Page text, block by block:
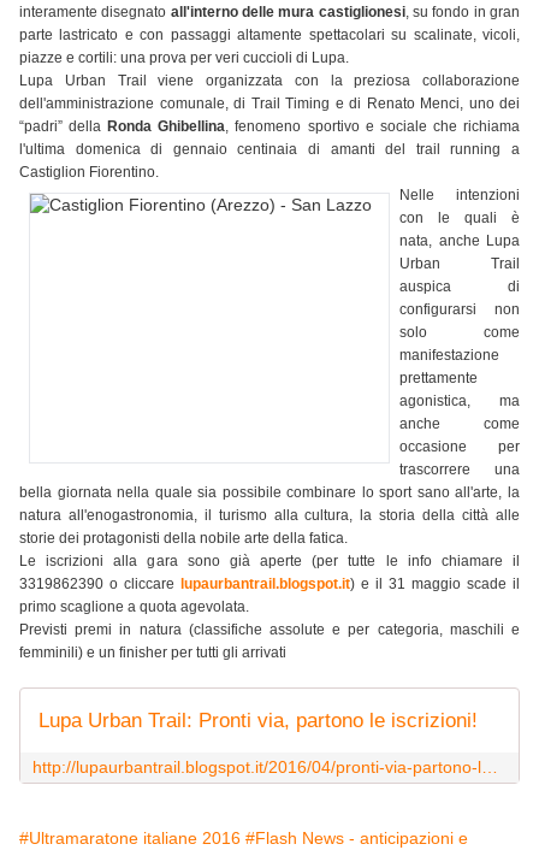
interamente disegnato all'interno delle mura castiglionesi, su fondo in gran
parte lastricato e con passaggi altamente spettacolari su scalinate, vicoli,
piazze e cortili: una prova per veri cuccioli di Lupa.
Lupa Urban Trail viene organizzata con la preziosa collaborazione
dell'amministrazione comunale, di Trail Timing e di Renato Menci, uno dei
“padri” della Ronda Ghibellina, fenomeno sportivo e sociale che richiama
l'ultima domenica di gennaio centinaia di amanti del trail running a
Castiglion Fiorentino.
Nelle intenzioni
con le quali è
nata, anche Lupa
Urban Trail
auspica di
configurarsi non
solo come
manifestazione
prettamente
agonistica, ma
anche come
occasione per
trascorrere una
bella giornata nella quale sia possibile combinare lo sport sano all'arte, la
natura all'enogastronomia, il turismo alla cultura, la storia della città alle
storie dei protagonisti della nobile arte della fatica.
Le iscrizioni alla gara sono già aperte (per tutte le info chiamare il
3319862390 o cliccare
lupaurbantrail.blogspot.it) e il 31 maggio scade il
primo scaglione a quota agevolata.
Previsti premi in natura (classifiche assolute e per categoria, maschili e
femminili) e un finisher per tutti gli arrivati
Lupa Urban Trail: Pronti via, partono le iscrizioni!
#Ultramaratone italiane 2016 #Flash News - anticipazioni e